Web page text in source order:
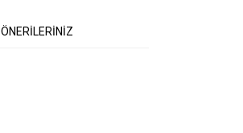
ÖNERİLERİNİZ